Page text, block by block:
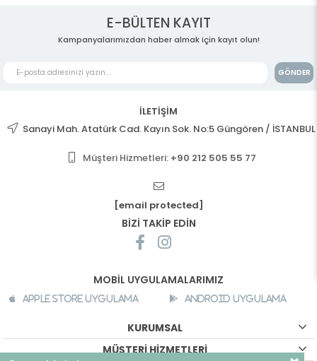
E-BÜLTEN KAYIT
Kampanyalarımızdan haber almak için kayıt olun!
GÖNDER
İLETİŞİM
Sanayi Mah. Atatürk Cad. Kayın Sok. No:5 Güngören / İSTANBUL
Müşteri Hizmetleri: +90 212 505 55 77
[email protected]
BİZİ TAKİP EDİN
MOBİL UYGULAMALARIMIZ
Apple Store Uygulama Android Uygulama
KURUMSAL
MÜŞTERİ HİZMETLERİ